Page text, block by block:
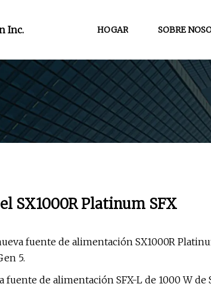
Inc. HOGAR SOBRE
SX1000R Platinum SFX
fuente de alimentación SX1000R
5.
fuente de alimentación SFX-L de 1000 W